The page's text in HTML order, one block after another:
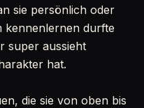
sie persönlich oder
kennenlernen durfte
super aussieht
hat.
die sie von oben bis